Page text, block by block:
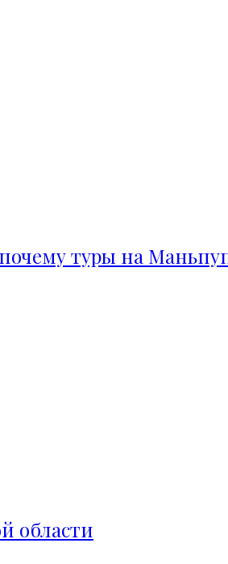
туры на
области